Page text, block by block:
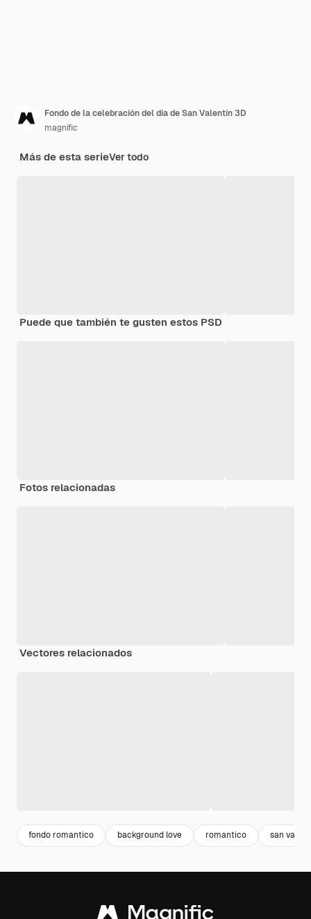
Fondo de la celebración del día de San Valentín 3D
magnific
Más de esta serieVer todo
Puede que también te gusten estos PSD
Fotos relacionadas
Vectores relacionados
fondo romantico background love romantico san